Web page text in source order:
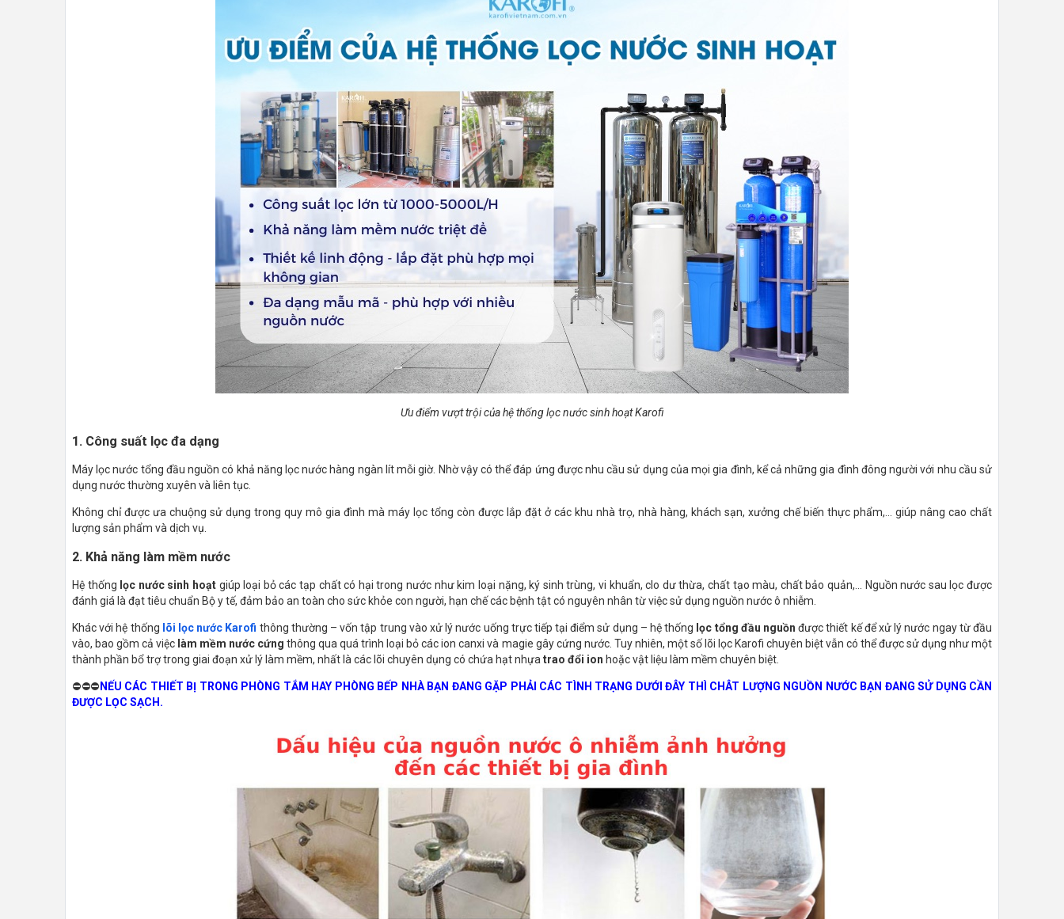
Ưu điểm vượt trội của hệ thống lọc nước sinh hoạt Karofi
1. Công suất lọc đa dạng
Máy lọc nước tổng đầu nguồn có khả năng lọc nước hàng ngàn lít mỗi giờ. Nhờ vậy có thể đáp ứng được nhu cầu sử dụng của mọi gia đình, kể cả những gia đình đông người với nhu cầu sử
dụng nước thường xuyên và liên tục.
Không chỉ được ưa chuộng sử dụng trong quy mô gia đình mà máy lọc tổng còn được lắp đặt ở các khu nhà trọ, nhà hàng, khách sạn, xưởng chế biến thực phẩm,... giúp nâng cao chất
lượng sản phẩm và dịch vụ.
2. Khả năng làm mềm nước
Hệ thống lọc nước sinh hoạt giúp loại bỏ các tạp chất có hại trong nước như kim loại nặng, ký sinh trùng, vi khuẩn, clo dư thừa, chất tạo màu, chất bảo quản,... Nguồn nước sau lọc được
đánh giá là đạt tiêu chuẩn Bộ y tế, đảm bảo an toàn cho sức khỏe con người, hạn chế các bệnh tật có nguyên nhân từ việc sử dụng nguồn nước ô nhiễm.
Khác với hệ thống lõi lọc nước Karofi thông thường – vốn tập trung vào xử lý nước uống trực tiếp tại điểm sử dụng – hệ thống lọc tổng đầu nguồn được thiết kế để xử lý nước ngay từ đầu
vào, bao gồm cả việc làm mềm nước cứng thông qua quá trình loại bỏ các ion canxi và magie gây cứng nước. Tuy nhiên, một số lõi lọc Karofi chuyên biệt vẫn có thể được sử dụng như một
thành phần bổ trợ trong giai đoạn xử lý làm mềm, nhất là các lõi chuyên dụng có chứa hạt nhựa trao đổi ion hoặc vật liệu làm mềm chuyên biệt.
⛔⛔⛔ NẾU CÁC THIẾT BỊ TRONG PHÒNG TẮM HAY PHÒNG BẾP NHÀ BẠN ĐANG GẶP PHẢI CÁC TÌNH TRẠNG DƯỚI ĐÂY THÌ CHÂT LƯỢNG NGUỒN NƯỚC BẠN ĐANG SỬ DỤNG CẦN
ĐƯỢC LỌC SẠCH.